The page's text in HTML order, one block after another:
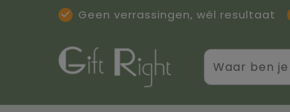
Geen verrassingen, wél resultaat